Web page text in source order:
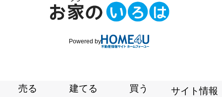
Powered by
売る 建てる 買う サイト情報